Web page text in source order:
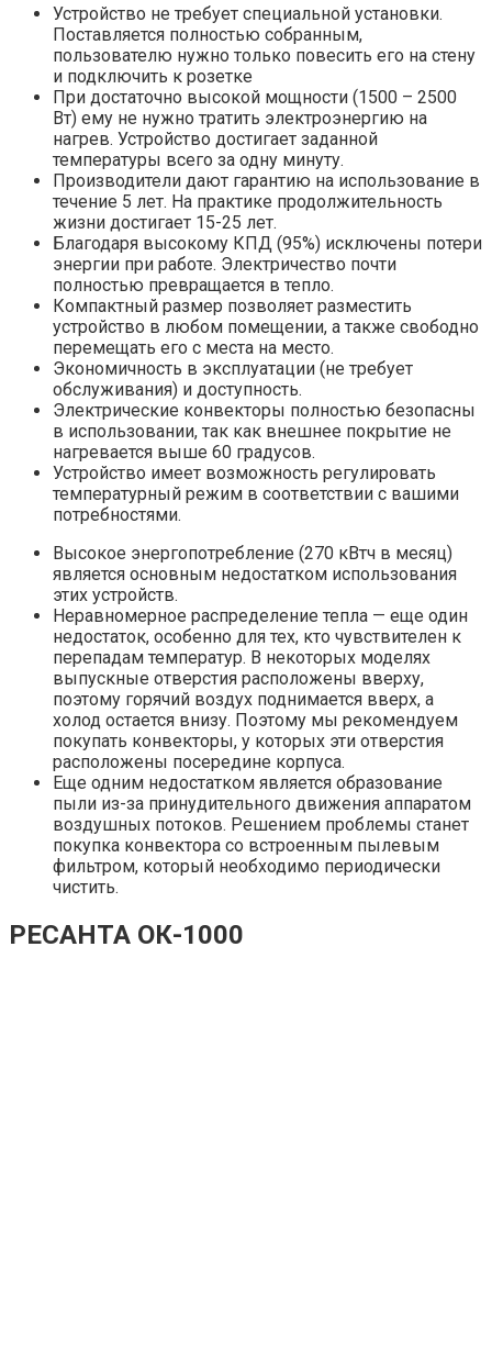
Устройство не требует специальной установки.
Поставляется полностью собранным,
пользователю нужно только повесить его на стену
и подключить к розетке
При достаточно высокой мощности (1500 – 2500
Вт) ему не нужно тратить электроэнергию на
нагрев. Устройство достигает заданной
температуры всего за одну минуту.
Производители дают гарантию на использование в
течение 5 лет. На практике продолжительность
жизни достигает 15-25 лет.
Благодаря высокому КПД (95%) исключены потери
энергии при работе. Электричество почти
полностью превращается в тепло.
Компактный размер позволяет разместить
устройство в любом помещении, а также свободно
перемещать его с места на место.
Экономичность в эксплуатации (не требует
обслуживания) и доступность.
Электрические конвекторы полностью безопасны
в использовании, так как внешнее покрытие не
нагревается выше 60 градусов.
Устройство имеет возможность регулировать
температурный режим в соответствии с вашими
потребностями.
Высокое энергопотребление (270 кВтч в месяц)
является основным недостатком использования
этих устройств.
Неравномерное распределение тепла — еще один
недостаток, особенно для тех, кто чувствителен к
перепадам температур. В некоторых моделях
выпускные отверстия расположены вверху,
поэтому горячий воздух поднимается вверх, а
холод остается внизу. Поэтому мы рекомендуем
покупать конвекторы, у которых эти отверстия
расположены посередине корпуса.
Еще одним недостатком является образование
пыли из-за принудительного движения аппаратом
воздушных потоков. Решением проблемы станет
покупка конвектора со встроенным пылевым
фильтром, который необходимо периодически
чистить.
РЕСАНТА ОК-1000